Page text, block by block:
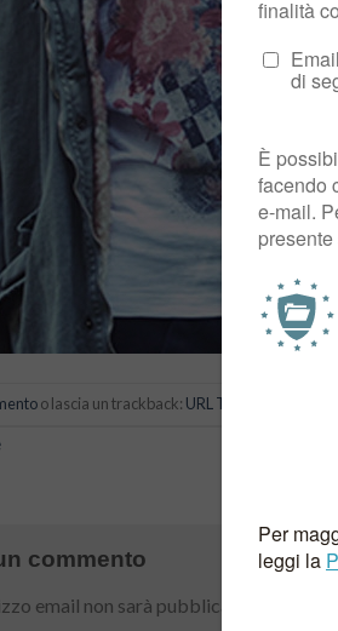
o lascia un trackback: URL Trackback
commento
email non sarà pubblicato.